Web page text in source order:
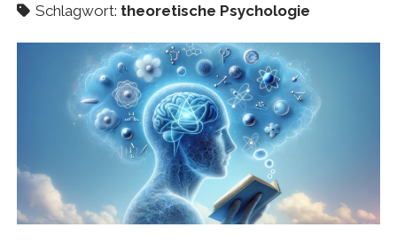
KONTAKT
DAS BUCH ZUM PODCAST
facebook
linkedinyoutube
emailmastodon
patreonspotify
Schlagwort: theoretische Psychologie